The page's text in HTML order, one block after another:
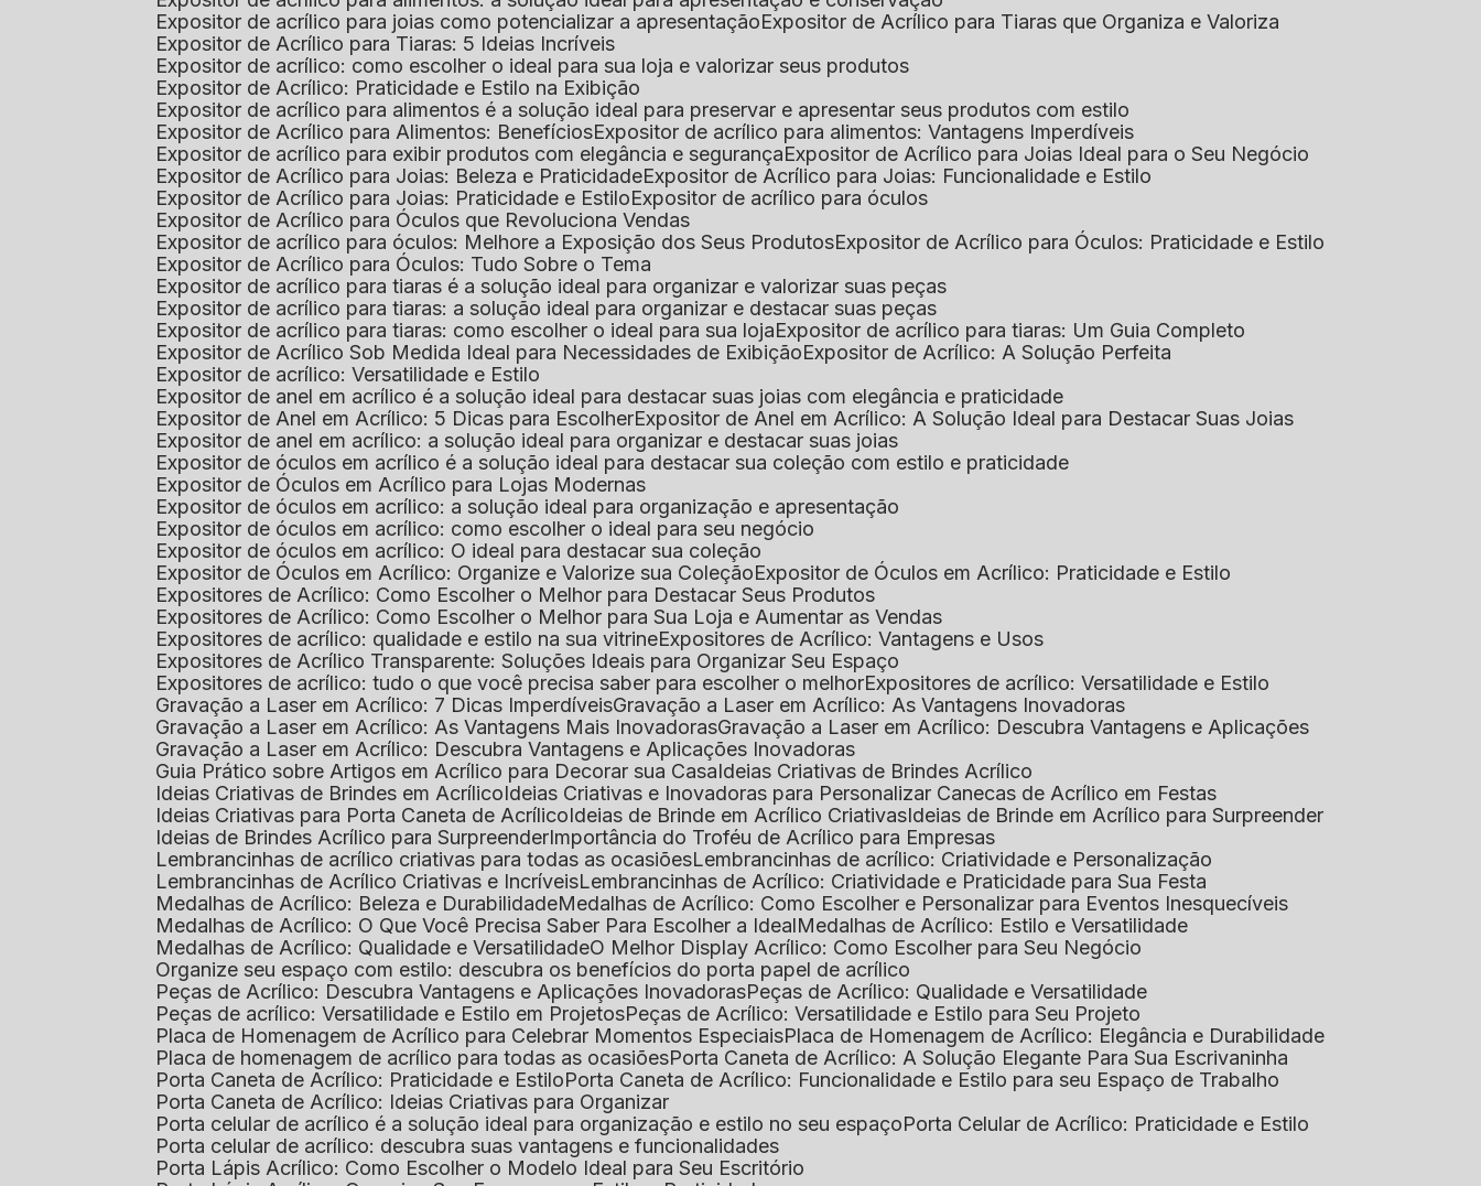
Expositor de acrílico para joias como potencializar a apresentação Expositor de Acrílico para Tiaras que Organiza e Valoriza
Expositor de Acrílico para Tiaras: 5 Ideias Incríveis
Expositor de acrílico: como escolher o ideal para sua loja e valorizar seus produtos
Expositor de Acrílico: Praticidade e Estilo na Exibição
Expositor de acrílico para alimentos é a solução ideal para preservar e apresentar seus produtos com estilo
Expositor de Acrílico para Alimentos: Benefícios Expositor de acrílico para alimentos: Vantagens Imperdíveis
Expositor de acrílico para exibir produtos com elegância e segurança Expositor de Acrílico para Joias Ideal para o Seu Negócio
Expositor de Acrílico para Joias: Beleza e Praticidade Expositor de Acrílico para Joias: Funcionalidade e Estilo
Expositor de Acrílico para Joias: Praticidade e Estilo Expositor de acrílico para óculos
Expositor de Acrílico para Óculos que Revoluciona Vendas
Expositor de acrílico para óculos: Melhore a Exposição dos Seus Produtos Expositor de Acrílico para Óculos: Praticidade e Estilo
Expositor de Acrílico para Óculos: Tudo Sobre o Tema
Expositor de acrílico para tiaras é a solução ideal para organizar e valorizar suas peças
Expositor de acrílico para tiaras: a solução ideal para organizar e destacar suas peças
Expositor de acrílico para tiaras: como escolher o ideal para sua loja Expositor de acrílico para tiaras: Um Guia Completo
Expositor de Acrílico Sob Medida Ideal para Necessidades de Exibição Expositor de Acrílico: A Solução Perfeita
Expositor de acrílico: Versatilidade e Estilo
Expositor de anel em acrílico é a solução ideal para destacar suas joias com elegância e praticidade
Expositor de Anel em Acrílico: 5 Dicas para Escolher Expositor de Anel em Acrílico: A Solução Ideal para Destacar Suas Joias
Expositor de anel em acrílico: a solução ideal para organizar e destacar suas joias
Expositor de óculos em acrílico é a solução ideal para destacar sua coleção com estilo e praticidade
Expositor de Óculos em Acrílico para Lojas Modernas
Expositor de óculos em acrílico: a solução ideal para organização e apresentação
Expositor de óculos em acrílico: como escolher o ideal para seu negócio
Expositor de óculos em acrílico: O ideal para destacar sua coleção
Expositor de Óculos em Acrílico: Organize e Valorize sua Coleção Expositor de Óculos em Acrílico: Praticidade e Estilo
Expositores de Acrílico: Como Escolher o Melhor para Destacar Seus Produtos
Expositores de Acrílico: Como Escolher o Melhor para Sua Loja e Aumentar as Vendas
Expositores de acrílico: qualidade e estilo na sua vitrine Expositores de Acrílico: Vantagens e Usos
Expositores de Acrílico Transparente: Soluções Ideais para Organizar Seu Espaço
Expositores de acrílico: tudo o que você precisa saber para escolher o melhor Expositores de acrílico: Versatilidade e Estilo
Gravação a Laser em Acrílico: 7 Dicas Imperdíveis
Gravação a Laser em Acrílico: As Vantagens Inovadoras
Gravação a Laser em Acrílico: As Vantagens Mais Inovadoras
Gravação a Laser em Acrílico: Descubra Vantagens e Aplicações
Gravação a Laser em Acrílico: Descubra Vantagens e Aplicações Inovadoras
Guia Prático sobre Artigos em Acrílico para Decorar sua Casa Ideias Criativas de Brindes Acrílico
Ideias Criativas de Brindes em Acrílico Ideias Criativas e Inovadoras para Personalizar Canecas de Acrílico em Festas
Ideias Criativas para Porta Caneta de Acrílico Ideias de Brinde em Acrílico Criativas Ideias de Brinde em Acrílico para Surpreender
Ideias de Brindes Acrílico para Surpreender Importância do Troféu de Acrílico para Empresas
Lembrancinhas de acrílico criativas para todas as ocasiões Lembrancinhas de acrílico: Criatividade e Personalização
Lembrancinhas de Acrílico Criativas e Incríveis Lembrancinhas de Acrílico: Criatividade e Praticidade para Sua Festa
Medalhas de Acrílico: Beleza e Durabilidade
Medalhas de Acrílico: Como Escolher e Personalizar para Eventos Inesquecíveis
Medalhas de Acrílico: O Que Você Precisa Saber Para Escolher a Ideal
Medalhas de Acrílico: Estilo e Versatilidade
Medalhas de Acrílico: Qualidade e Versatilidade
O Melhor Display Acrílico: Como Escolher para Seu Negócio
Organize seu espaço com estilo: descubra os benefícios do porta papel de acrílico
Peças de Acrílico: Descubra Vantagens e Aplicações Inovadoras
Peças de Acrílico: Qualidade e Versatilidade
Peças de acrílico: Versatilidade e Estilo em Projetos
Peças de Acrílico: Versatilidade e Estilo para Seu Projeto
Placa de Homenagem de Acrílico para Celebrar Momentos Especiais
Placa de Homenagem de Acrílico: Elegância e Durabilidade
Placa de homenagem de acrílico para todas as ocasiões
Porta Caneta de Acrílico: A Solução Elegante Para Sua Escrivaninha
Porta Caneta de Acrílico: Praticidade e Estilo
Porta Caneta de Acrílico: Funcionalidade e Estilo para seu Espaço de Trabalho
Porta Caneta de Acrílico: Ideias Criativas para Organizar
Porta celular de acrílico é a solução ideal para organização e estilo no seu espaço
Porta Celular de Acrílico: Praticidade e Estilo
Porta celular de acrílico: descubra suas vantagens e funcionalidades
Porta Lápis Acrílico: Como Escolher o Modelo Ideal para Seu Escritório